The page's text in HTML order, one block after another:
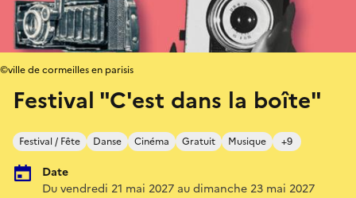
Festival "C'est dans la boîte"
Festival / Fête Danse Cinéma Gratuit Musique +9
Date
Du vendredi 21 mai 2027 au dimanche 23 mai 2027
©ville de cormeilles en parisis